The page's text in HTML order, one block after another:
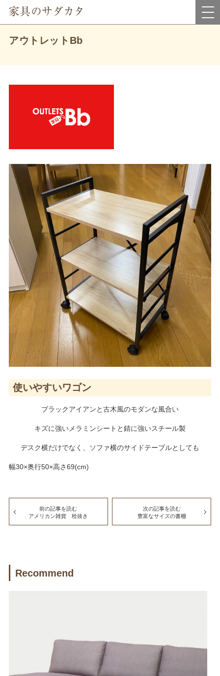
岡山県真庭市にあるインテリア家具・雑貨＆アウトレット家具のお店です。
アウトレットBb
使いやすいワゴン
ブラックアイアンと古木風のモダンな風合い
キズに強いメラミンシートと錆に強いスチール製
デスク横だけでなく、ソファ横のサイドテーブルとしても
幅30×奥行50×高さ69(cm)
前の記事を読む
アメリカン雑貨 栓抜き
次の記事を読む
豊富なサイズの書棚
Recommend